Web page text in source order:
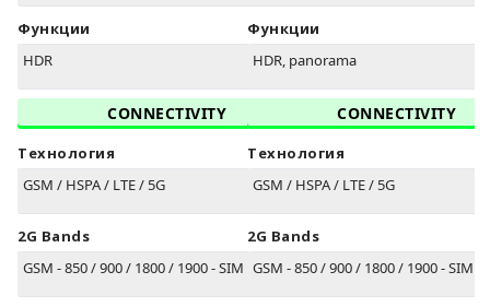
Функции
HDR
CONNECTIVITY
Технология
GSM / HSPA / LTE / 5G
2G Bands
GSM - 850 / 900 / 1800 / 1900 - SIM 1 & SIM 2
Функции
HDR, panorama
CONNECTIVITY
Технология
GSM / HSPA / LTE / 5G
2G Bands
GSM - 850 / 900 / 1800 / 1900 - SIM 1